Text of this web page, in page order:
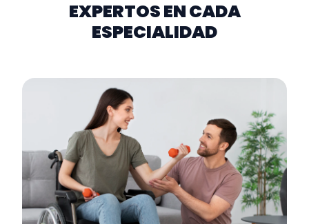
EXPERTOS EN CADA
ESPECIALIDAD